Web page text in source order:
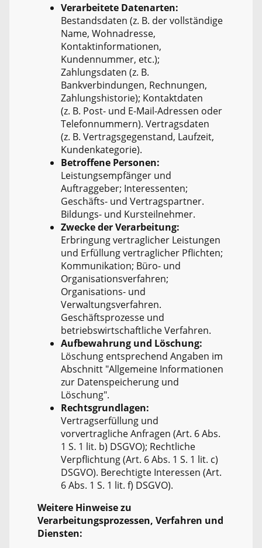
Verarbeitete Datenarten:
Bestandsdaten (z. B. der vollständige
Name, Wohnadresse,
Kontaktinformationen,
Kundennummer, etc.);
Zahlungsdaten (z. B.
Bankverbindungen, Rechnungen,
Zahlungshistorie); Kontaktdaten
(z. B. Post- und E-Mail-Adressen oder
Telefonnummern). Vertragsdaten
(z. B. Vertragsgegenstand, Laufzeit,
Kundenkategorie).
Betroffene Personen:
Leistungsempfänger und
Auftraggeber; Interessenten;
Geschäfts- und Vertragspartner.
Bildungs- und Kursteilnehmer.
Zwecke der Verarbeitung:
Erbringung vertraglicher Leistungen
und Erfüllung vertraglicher Pflichten;
Kommunikation; Büro- und
Organisationsverfahren;
Organisations- und
Verwaltungsverfahren.
Geschäftsprozesse und
betriebswirtschaftliche Verfahren.
Aufbewahrung und Löschung:
Löschung entsprechend Angaben im
Abschnitt "Allgemeine Informationen
zur Datenspeicherung und
Löschung".
Rechtsgrundlagen:
Vertragserfüllung und
vorvertragliche Anfragen (Art. 6 Abs.
1 S. 1 lit. b) DSGVO); Rechtliche
Verpflichtung (Art. 6 Abs. 1 S. 1 lit. c)
DSGVO). Berechtigte Interessen (Art.
6 Abs. 1 S. 1 lit. f) DSGVO).
Weitere Hinweise zu
Verarbeitungsprozessen, Verfahren und
Diensten: